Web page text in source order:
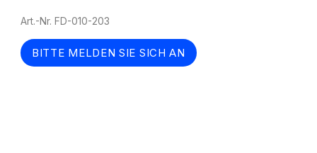
Art.-Nr. FD-010-203
BITTE MELDEN SIE SICH AN